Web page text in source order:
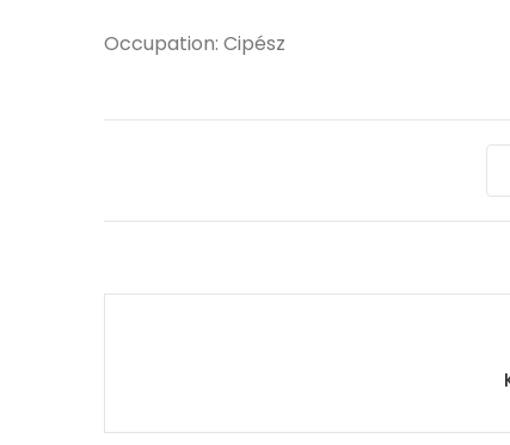
Occupation: Cipész